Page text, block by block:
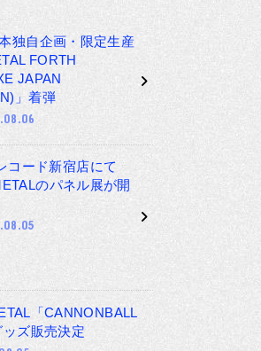
独自企画・限定生産
FORTH
JAPAN
」着弾
コード新宿店にて
のパネル展が開
「CANNONBALL
ズ販売決定